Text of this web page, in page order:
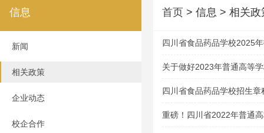
信息
新闻
相关政策
企业动态
校企合作
首页 > 信息 > 相关政
四川省食品药品学校2025
关于做好2023年普通高等
的通知
四川省食品药品学校招生章
重磅！四川省2022年普通